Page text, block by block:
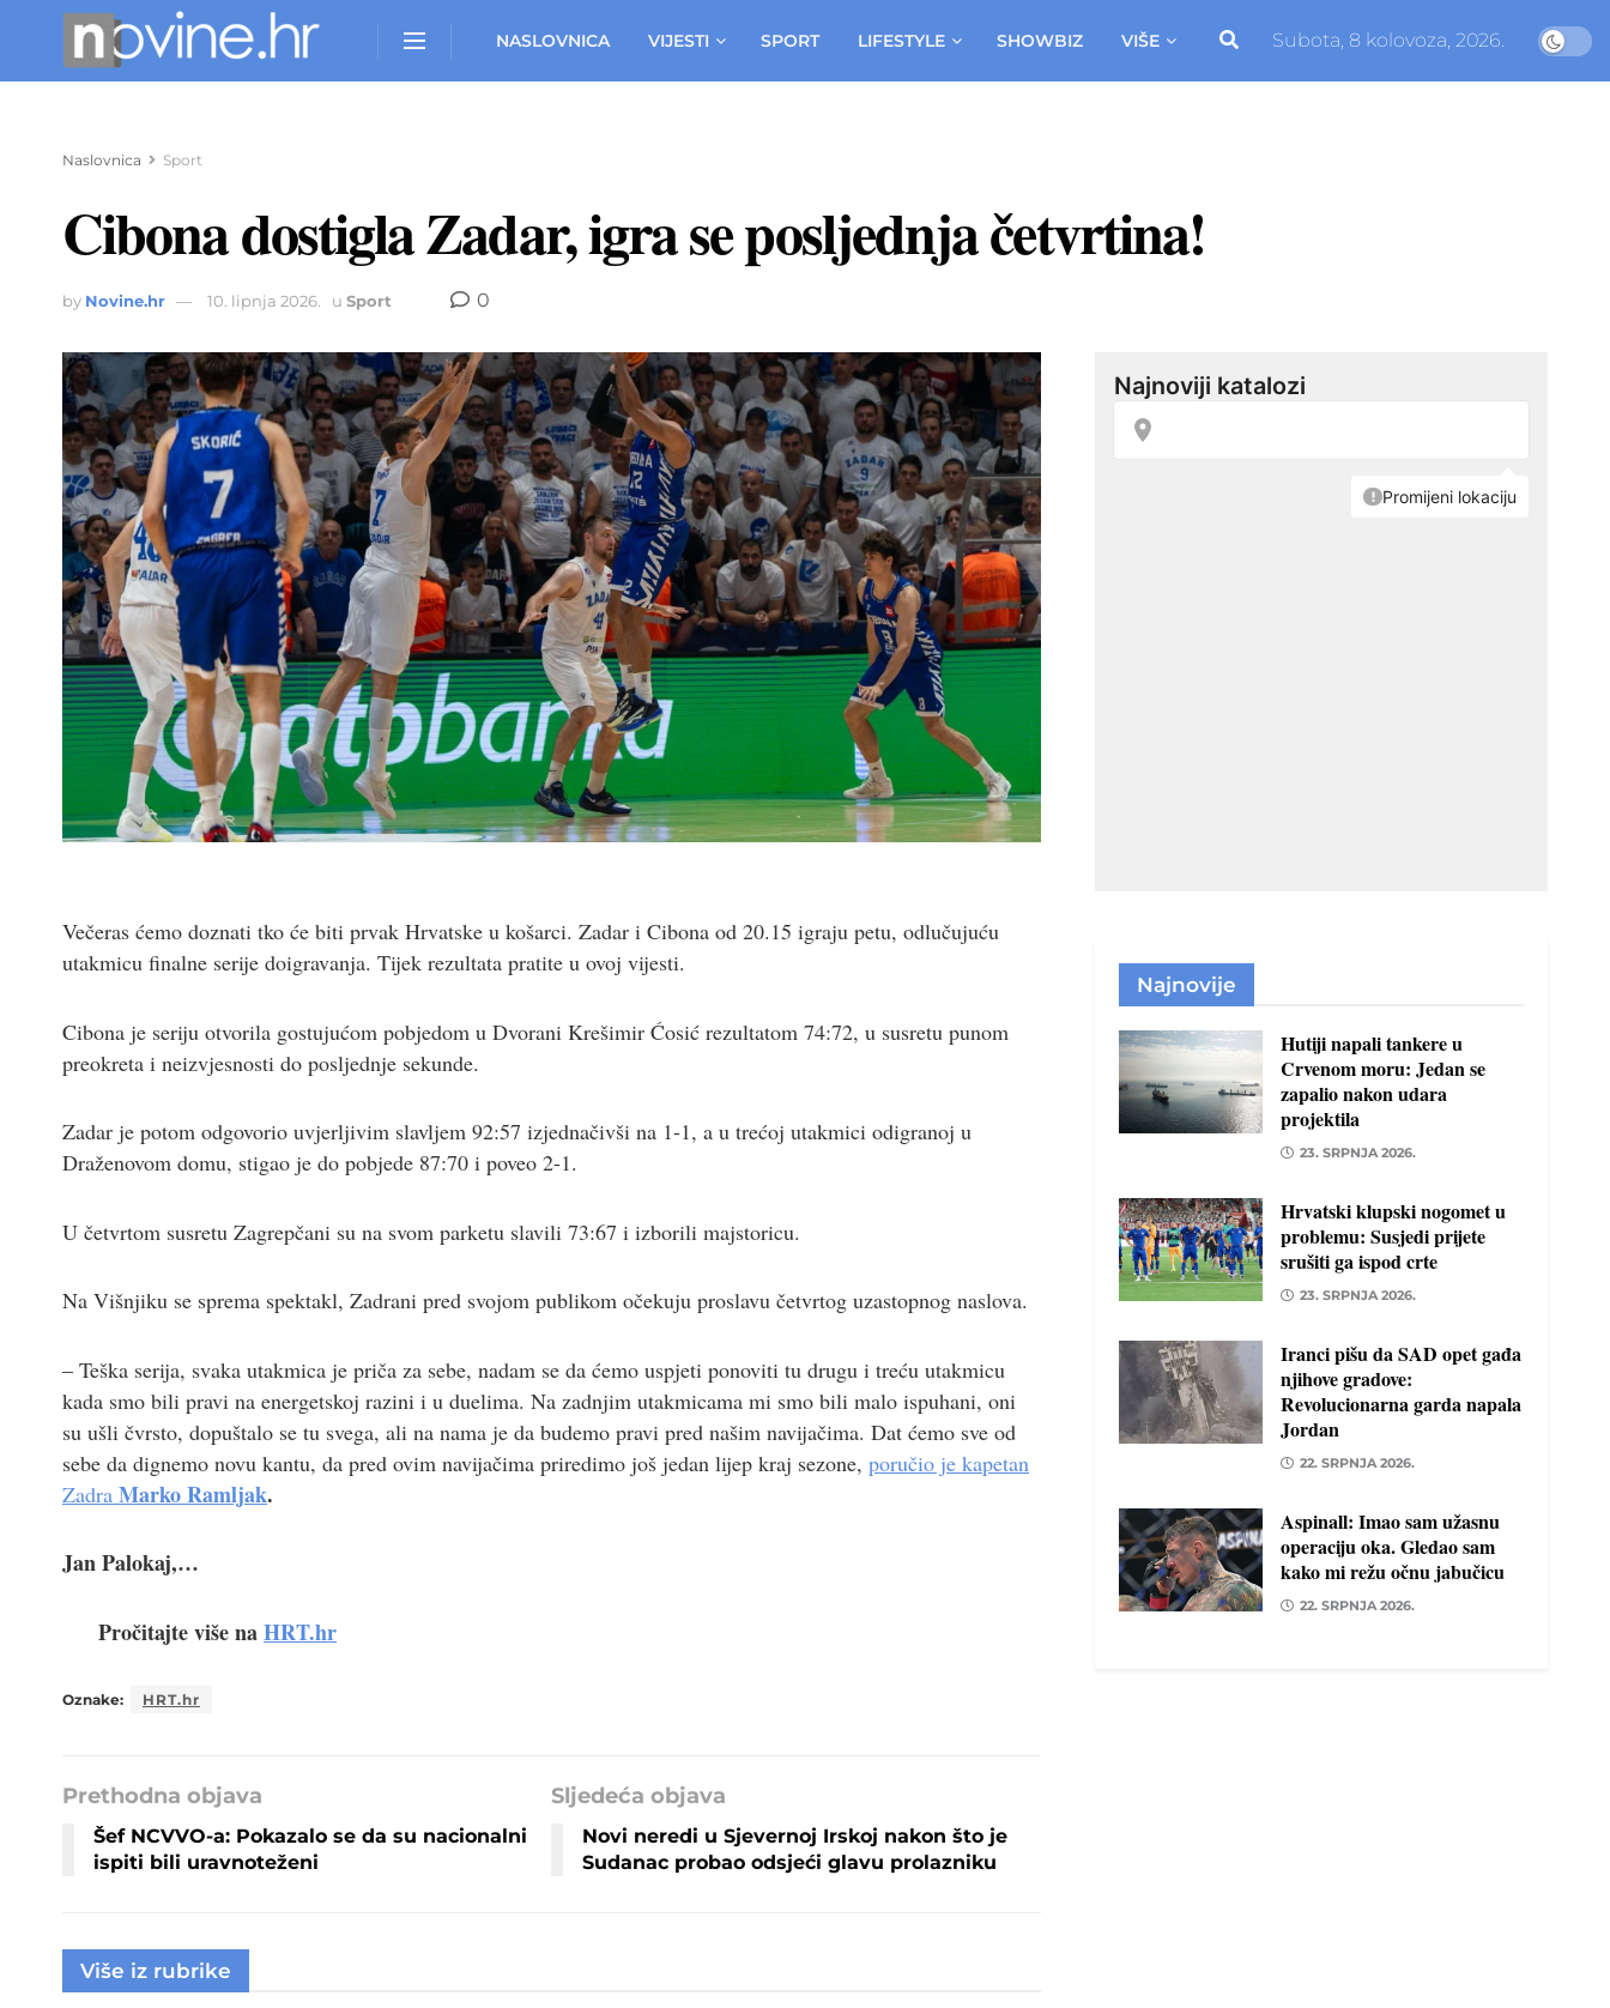
NASLOVNICA VIJESTI SPORT LIFESTYLE SHOWBIZ VIŠE Subota, 8 kolovoza, 2026.
Naslovnica Sport
Cibona dostigla Zadar, igra se posljednja četvrtina!
by Novine.hr 10. lipnja 2026. u Sport 0
Večeras ćemo doznati tko će biti prvak Hrvatske u košarci. Zadar i Cibona od 20.15 igraju petu, odlučujuću
utakmicu finalne serije doigravanja. Tijek rezultata pratite u ovoj vijesti.
Cibona je seriju otvorila gostujućom pobjedom u Dvorani Krešimir Ćosić rezultatom 74:72, u susretu punom
preokreta i neizvjesnosti do posljednje sekunde.
Zadar je potom odgovorio uvjerljivim slavljem 92:57 izjednačivši na 1-1, a u trećoj utakmici odigranoj u
Draženovom domu, stigao je do pobjede 87:70 i poveo 2-1.
U četvrtom susretu Zagrepčani su na svom parketu slavili 73:67 i izborili majstoricu.
Na Višnjiku se sprema spektakl, Zadrani pred svojom publikom očekuju proslavu četvrtog uzastopnog naslova.
– Teška serija, svaka utakmica je priča za sebe, nadam se da ćemo uspjeti ponoviti tu drugu i treću utakmicu
kada smo bili pravi na energetskoj razini i u duelima. Na zadnjim utakmicama mi smo bili malo ispuhani, oni
su ušli čvrsto, dopuštalo se tu svega, ali na nama je da budemo pravi pred našim navijačima. Dat ćemo sve od
sebe da dignemo novu kantu, da pred ovim navijačima priredimo još jedan lijep kraj sezone, poručio je kapetan
Zadra Marko Ramljak.
Jan Palokaj,…
Pročitajte više naHRT.hr
Oznake: HRT.hr
Prethodna objava
Šef NCVVO-a: Pokazalo se da su nacionalni
ispiti bili uravnoteženi
Sljedeća objava
Novi neredi u Sjevernoj Irskoj nakon što je
Sudanac probao odsjeći glavu prolazniku
Više iz rubrike
Najnovije
Hutiji napali tankere u
Crvenom moru: Jedan se
zapalio nakon udara
projektila
23. SRPNJA 2026.
Hrvatski klupski nogomet u
problemu: Susjedi prijete
srušiti ga ispod crte
23. SRPNJA 2026.
Iranci pišu da SAD opet gađa
njihove gradove:
Revolucionarna garda napala
Jordan
22. SRPNJA 2026.
Aspinall: Imao sam užasnu
operaciju oka. Gledao sam
kako mi režu očnu jabučicu
22. SRPNJA 2026.